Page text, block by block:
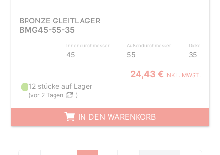
BRONZE GLEITLAGER
BMG45-55-35
Innendurchmesser
45
Außendurchmesser
55
Dicke
35
24,43 € INKL. MWST.
12 stücke auf Lager
(vor 2 Tagen )
IN DEN WARENKORB